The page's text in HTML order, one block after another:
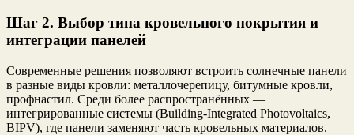
Шаг 2. Выбор типа кровельного покрытия и
интеграции панелей
Современные решения позволяют встроить солнечные панели
в разные виды кровли: металлочерепицу, битумные кровли,
профнастил. Среди более распространённых —
интегрированные системы (Building-Integrated Photovoltaics,
BIPV), где панели заменяют часть кровельных материалов.